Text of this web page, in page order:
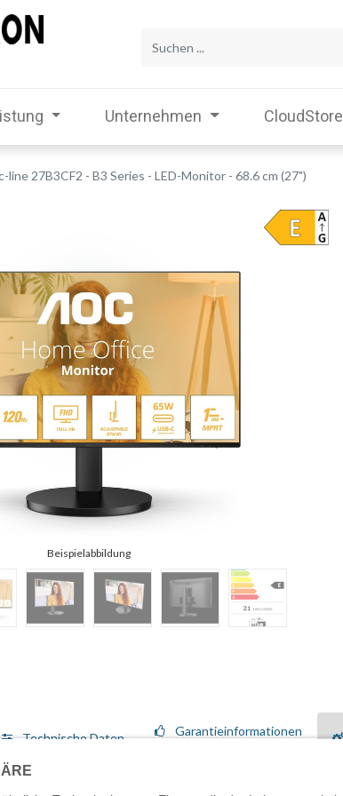
Unternehmen CloudStore
line 27B3CF2 - B3 Series - LED-Monitor - 68.6 cm (27")
Technische Daten Garantieinformationen